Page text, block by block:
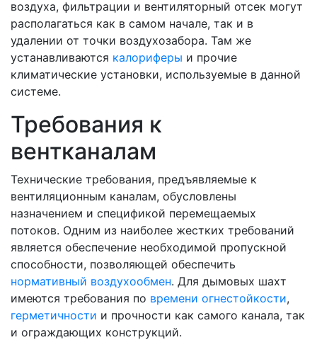
воздуха, фильтрации и вентиляторный отсек могут
располагаться как в самом начале, так и в
удалении от точки воздухозабора. Там же
устанавливаются калориферы и прочие
климатические установки, используемые в данной
системе.
Требования к
вентканалам
Технические требования, предъявляемые к
вентиляционным каналам, обусловлены
назначением и спецификой перемещаемых
потоков. Одним из наиболее жестких требований
является обеспечение необходимой пропускной
способности, позволяющей обеспечить
нормативный воздухообмен. Для дымовых шахт
имеются требования по времени огнестойкости,
герметичности и прочности как самого канала, так
и ограждающих конструкций.